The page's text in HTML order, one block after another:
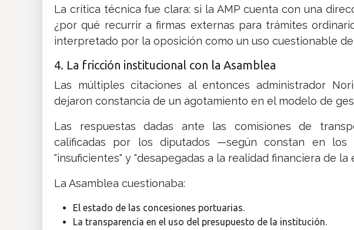
La crítica técnica fue clara: si la AMP cuenta con una
¿por qué recurrir a firmas externas para trámites
interpretado por la oposición como un uso cuestionable
4. La fricción institucional con la Asamblea
Las múltiples citaciones al entonces administrador
dejaron constancia de un agotamiento en el modelo de
Las respuestas dadas ante las comisiones de
calificadas por los diputados —según constan en
"insuficientes" y "desapegadas a la realidad financiera de la
La Asamblea cuestionaba:
El estado de las concesiones portuarias.
La transparencia en el uso del presupuesto de la institución.